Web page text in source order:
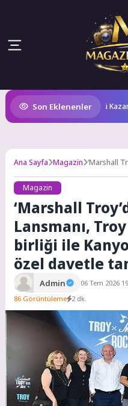
Son Eklenenler
Çocuklara Okuma Kültürü
Ana Sayfa Magazin ‘Marshall
Magazin
‘Marshall
Lansmanı,
birliği ile
özel davetle
Admin 06 Tem 2026
86 Görüntüleme 2 dk.